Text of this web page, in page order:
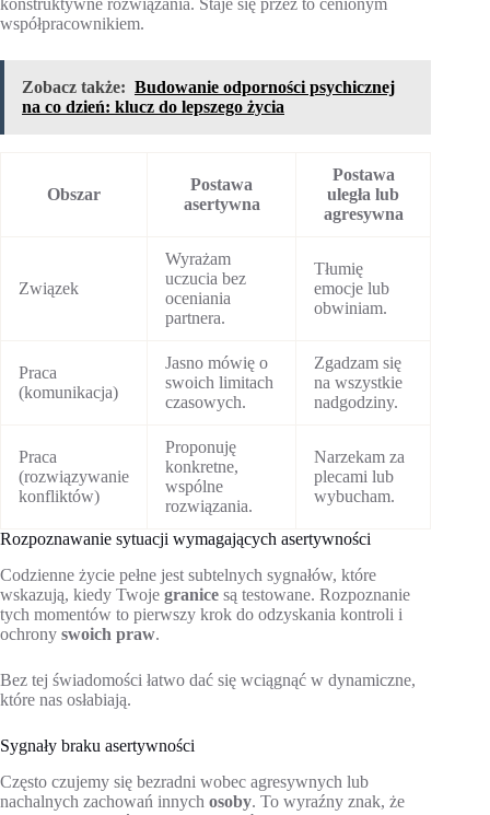
konstruktywne rozwiązania. Staje się przez to cenionym
współpracownikiem.
Zobacz także: Budowanie odporności psychicznej
na co dzień: klucz do lepszego życia
Obszar
Postawa
asertywna
Postawa
uległa lub
agresywna
Związek
Wyrażam
uczucia bez
oceniania
partnera.
Tłumię
emocje lub
obwiniam.
Praca
(komunikacja)
Jasno mówię o
swoich limitach
czasowych.
Zgadzam się
na wszystkie
nadgodziny.
Praca
(rozwiązywanie
konfliktów)
Proponuję
konkretne,
wspólne
rozwiązania.
Narzekam za
plecami lub
wybucham.
Rozpoznawanie sytuacji wymagających asertywności
Codzienne życie pełne jest subtelnych sygnałów, które
wskazują, kiedy Twoje granice są testowane. Rozpoznanie
tych momentów to pierwszy krok do odzyskania kontroli i
ochrony swoich praw.
Bez tej świadomości łatwo dać się wciągnąć w dynamiczne,
które nas osłabiają.
Sygnały braku asertywności
Często czujemy się bezradni wobec agresywnych lub
nachalnych zachowań innych osoby. To wyraźny znak, że